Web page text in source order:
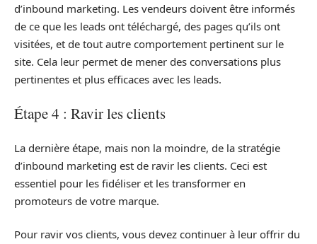
d’inbound marketing. Les vendeurs doivent être informés
de ce que les leads ont téléchargé, des pages qu’ils ont
visitées, et de tout autre comportement pertinent sur le
site. Cela leur permet de mener des conversations plus
pertinentes et plus efficaces avec les leads.
Étape 4 : Ravir les clients
La dernière étape, mais non la moindre, de la stratégie
d’inbound marketing est de ravir les clients. Ceci est
essentiel pour les fidéliser et les transformer en
promoteurs de votre marque.
Pour ravir vos clients, vous devez continuer à leur offrir du